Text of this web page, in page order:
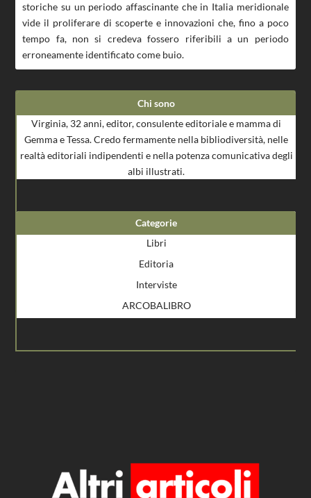
storiche su un periodo affascinante che in Italia meridionale
vide il proliferare di scoperte e innovazioni che, fino a poco
tempo fa, non si credeva fossero riferibili a un periodo
erroneamente identificato come buio.
Chi sono
Virginia, 32 anni, editor, consulente editoriale e mamma di
Gemma e Tessa. Credo fermamente nella bibliodiversità, nelle
realtà editoriali indipendenti e nella potenza comunicativa degli
albi illustrati.
Categorie
Libri
Editoria
Interviste
ARCOBALIBRO